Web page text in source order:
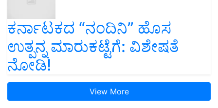
ಕರ್ನಾಟಕದ “ನಂದಿನಿ” ಹೊಸ
ಉತ್ಪನ್ನ ಮಾರುಕಟ್ಟೆಗೆ: ವಿಶೇಷತೆ
ನೋಡಿ!
View More